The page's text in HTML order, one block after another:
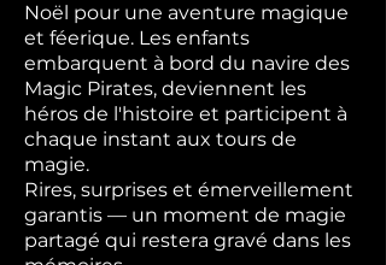
Noël pour une aventure magique
et féerique. Les enfants
embarquent à bord du navire des
Magic Pirates, deviennent les
héros de l'histoire et participent à
chaque instant aux tours de
magie.
Rires, surprises et émerveillement
garantis — un moment de magie
partagé qui restera gravé dans les